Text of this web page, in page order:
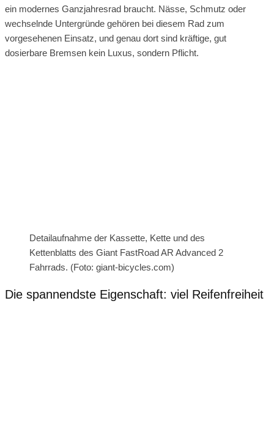
ein modernes Ganzjahresrad braucht. Nässe, Schmutz oder
wechselnde Untergründe gehören bei diesem Rad zum
vorgesehenen Einsatz, und genau dort sind kräftige, gut
dosierbare Bremsen kein Luxus, sondern Pflicht.
Detailaufnahme der Kassette, Kette und des
Kettenblatts des Giant FastRoad AR Advanced 2
Fahrrads. (Foto: giant-bicycles.com)
Die spannendste Eigenschaft: viel Reifenfreiheit